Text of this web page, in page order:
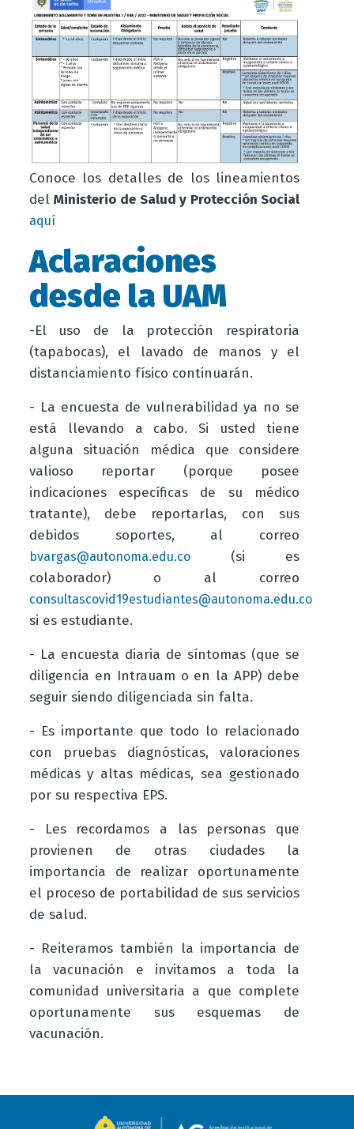
Conoce los detalles de los lineamientos
delMinisterio de Salud y Protección Social
aquí
Aclaraciones
desde la UAM
-El uso de la protección respiratoria
(tapabocas), el lavado de manos y el
distanciamiento físico continuarán.
- La encuesta de vulnerabilidad ya no se
está llevando a cabo. Si usted tiene
alguna situación médica que considere
valioso reportar (porque posee
indicaciones específicas de su médico
tratante), debe reportarlas, con sus
debidos soportes, al correo
bvargas@autonoma.edu.co(si es
colaborador) o al correo
consultascovid19estudiantes@autonoma.edu.co
si es estudiante.
- La encuesta diaria de síntomas (que se
diligencia en Intrauam o en la APP) debe
seguir siendo diligenciada sin falta.
- Es importante que todo lo relacionado
con pruebas diagnósticas, valoraciones
médicas y altas médicas, sea gestionado
por su respectiva EPS.
- Les recordamos a las personas que
provienen de otras ciudades la
importancia de realizar oportunamente
el proceso de portabilidad de sus servicios
de salud.
- Reiteramos también la importancia de
la vacunación e invitamos a toda la
comunidad universitaria a que complete
oportunamente sus esquemas de
vacunación.